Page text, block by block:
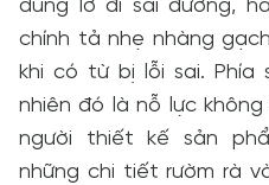
dùng lỡ đi sai đường,
chính tả nhẹ nhàng
khi có từ bị lỗi sai.
nhiên đó là nỗ lực
người thiết kế sản
những chi tiết rườm rà